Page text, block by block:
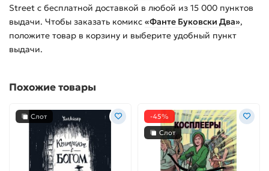
Street с бесплатной доставкой в любой из 15 000 пунктов
выдачи. Чтобы заказать комикс «Фанте Буковски Два»,
положите товар в корзину и выберите удобный пункт
выдачи.
Похожие товары
Слот
-45%
Слот